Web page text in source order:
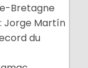
Bretagne
Jorge Martín
du